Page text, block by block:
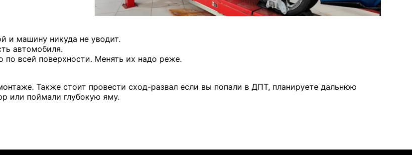
и машину никуда не уводит.
автомобиля.
всей поверхности. Менять их надо реже.
Также стоит провести сход-развал если вы попали в ДПТ, планируете дальнюю
или поймали глубокую яму.